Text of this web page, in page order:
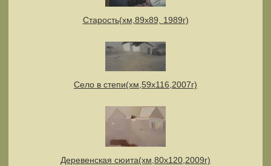
Старость(хм,89х89, 1989г)
Село в степи(хм,59х116,2007г)
Деревенская сюита(хм,80х120,2009г)